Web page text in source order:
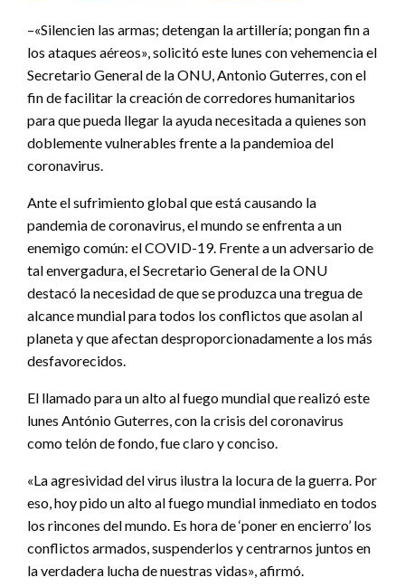
–«Silencien las armas; detengan la artillería; pongan fin a
los ataques aéreos», solicitó este lunes con vehemencia el
Secretario General de la ONU, Antonio Guterres, con el
fin de facilitar la creación de corredores humanitarios
para que pueda llegar la ayuda necesitada a quienes son
doblemente vulnerables frente a la pandemioa del
coronavirus.
Ante el sufrimiento global que está causando la
pandemia de coronavirus, el mundo se enfrenta a un
enemigo común: el COVID-19. Frente a un adversario de
tal envergadura, el Secretario General de la ONU
destacó la necesidad de que se produzca una tregua de
alcance mundial para todos los conflictos que asolan al
planeta y que afectan desproporcionadamente a los más
desfavorecidos.
El llamado para un alto al fuego mundial que realizó este
lunes António Guterres, con la crisis del coronavirus
como telón de fondo, fue claro y conciso.
«La agresividad del virus ilustra la locura de la guerra. Por
eso, hoy pido un alto al fuego mundial inmediato en todos
los rincones del mundo. Es hora de ‘poner en encierro’ los
conflictos armados, suspenderlos y centrarnos juntos en
la verdadera lucha de nuestras vidas», afirmó.